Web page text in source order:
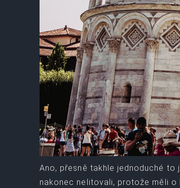
Ano, přesně takhle jednoduché
nakonec nelitovali, protože měli o